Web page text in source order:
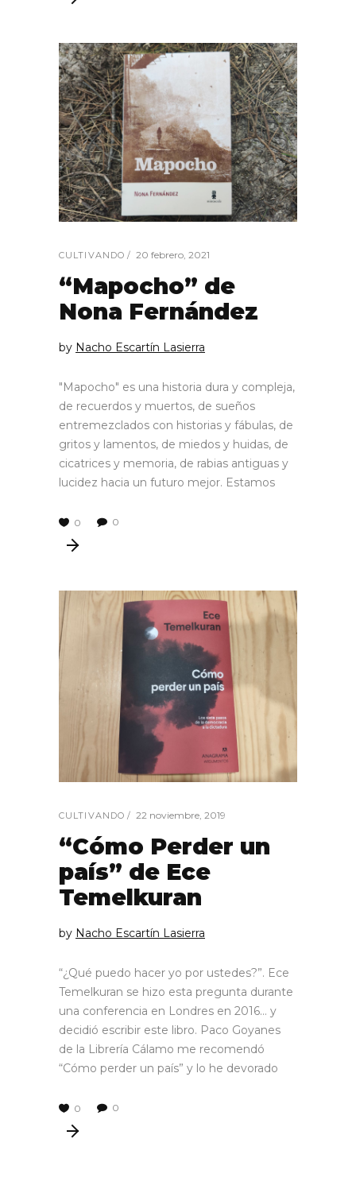
CULTIVANDO 20 febrero, 2021
“Mapocho” de
Nona Fernández
by Nacho Escartín Lasierra
"Mapocho" es una historia dura y compleja,
de recuerdos y muertos, de sueños
entremezclados con historias y fábulas, de
gritos y lamentos, de miedos y huidas, de
cicatrices y memoria, de rabias antiguas y
lucidez hacia un futuro mejor. Estamos
0 0
CULTIVANDO 22 noviembre, 2019
“Cómo Perder un
país” de Ece
Temelkuran
by Nacho Escartín Lasierra
“¿Qué puedo hacer yo por ustedes?”. Ece
Temelkuran se hizo esta pregunta durante
una conferencia en Londres en 2016… y
decidió escribir este libro. Paco Goyanes
de la Librería Cálamo me recomendó
“Cómo perder un país” y lo he devorado
0 0